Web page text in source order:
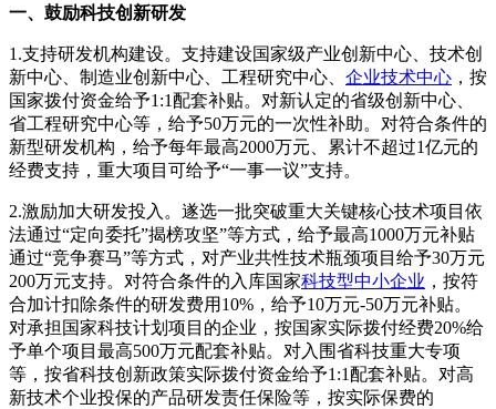
一、鼓励科技创新研发
1.支持研发机构建设。支持建设国家级产业创新中心、技术创
新中心、制造业创新中心、工程研究中心、 企业技术中心 ，按
国家拨付资金给予1:1配套补贴。对新认定的省级创新中心、
省工程研究中心等，给予50万元的一次性补助。对符合条件的
新型研发机构，给予每年最高2000万元、累计不超过1亿元的
经费支持，重大项目可给予“一事一议”支持。
2.激励加大研发投入。遂选一批突破重大关键核心技术项目依
法通过“定向委托”揭榜攻坚”等方式，给予最高1000万元补贴
通过“竞争赛马”等方式，对产业共性技术瓶颈项目给予30万元
200万元支持。对符合条件的入库国家科技型中小企业 ，按符
合加计扣除条件的研发费用10%，给予10万元-50万元补贴。
对承担国家科技计划项目的企业，按国家实际拨付经费20%给
予单个项目最高500万元配套补贴。对入围省科技重大专项
等，按省科技创新政策实际拨付资金给予1:1配套补贴。对高
新技术个业投保的产品研发责任保险等，按实际保费的